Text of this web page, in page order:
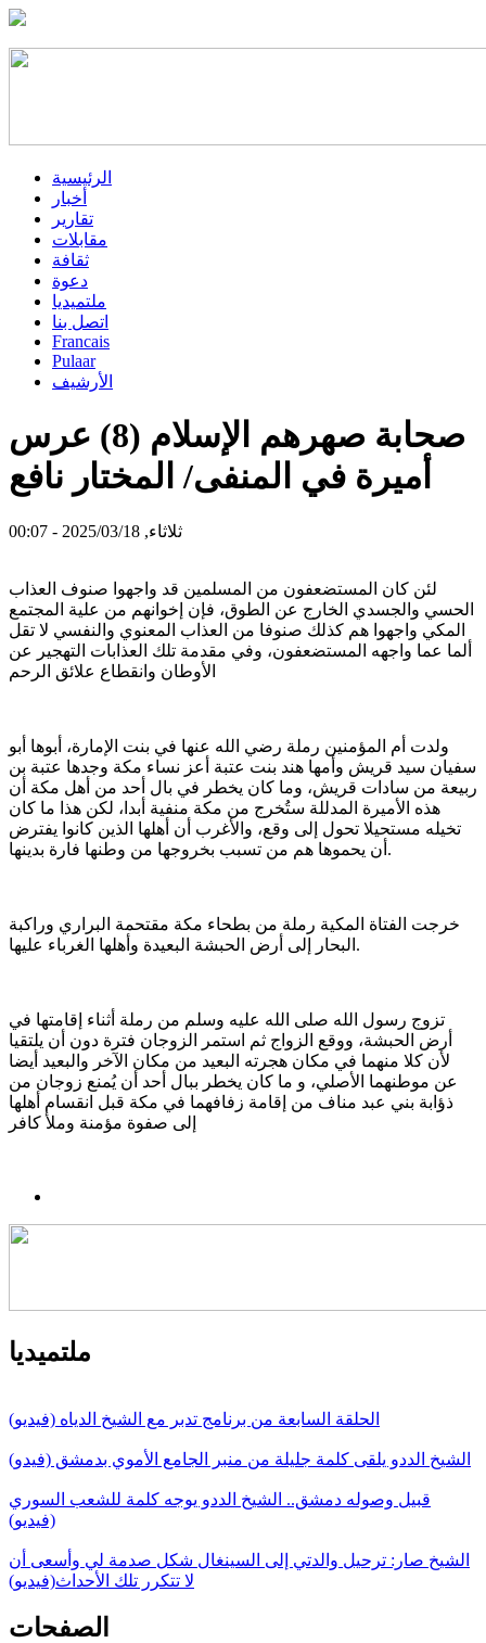
الرئيسية
أخبار
تقارير
مقابلات
ثقافة
دعوة
ملتميديا
اتصل بنا
Francais
Pulaar
الأرشيف
صحابة صهرهم الإسلام (8) عرس
أميرة في المنفى/ المختار نافع
ثلاثاء, 2025/03/18 - 00:07
لئن كان المستضعفون من المسلمين قد واجهوا صنوف العذاب
الحسي والجسدي الخارج عن الطوق، فإن إخوانهم من علية المجتمع
المكي واجهوا هم كذلك صنوفا من العذاب المعنوي والنفسي لا تقل
ألما عما واجهه المستضعفون، وفي مقدمة تلك العذابات التهجير عن
الأوطان وانقطاع علائق الرحم
ولدت أم المؤمنين رملة رضي الله عنها في بنت الإمارة، أبوها أبو
سفيان سيد قريش وأمها هند بنت عتبة أعز نساء مكة وجدها عتبة بن
ربيعة من سادات قريش، وما كان يخطر في بال أحد من أهل مكة أن
هذه الأميرة المدللة ستُخرج من مكة منفية أبدا، لكن هذا ما كان
تخيله مستحيلا تحول إلى وقع، والأغرب أن أهلها الذين كانوا يفترض
أن يحموها هم من تسبب بخروجها من وطنها فارة بدينها.
خرجت الفتاة المكية رملة من بطحاء مكة مقتحمة البراري وراكبة
البحار إلى أرض الحبشة البعيدة وأهلها الغرباء عليها.
تزوج رسول الله صلى الله عليه وسلم من رملة أثناء إقامتها في
أرض الحبشة، ووقع الزواج ثم استمر الزوجان فترة دون أن يلتقيا
لأن كلا منهما في مكان هجرته البعيد من مكان الآخر والبعيد أيضا
عن موطنهما الأصلي، و ما كان يخطر ببال أحد أن يُمنع زوجان من
ذؤابة بني عبد مناف من إقامة زفافهما في مكة قبل انقسام أهلها
إلى صفوة مؤمنة وملأ كافر
ملتميديا
الحلقة السابعة من برنامج تدبر مع الشيخ الدياه (فيديو)
الشيخ الددو يلقى كلمة جليلة من منبر الجامع الأموي بدمشق (فيدو)
قبيل وصوله دمشق.. الشيخ الددو يوجه كلمة للشعب السوري
(فيديو)
الشيخ صار: ترحيل والدتي إلى السينغال شكل صدمة لي وأسعى أن
لا تتكرر تلك الأحداث(فيديو)
الصفحات